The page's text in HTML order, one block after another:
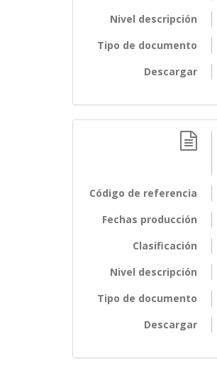
Nivel descripción
Tipo de documento
Descargar
Código de referencia
Fechas producción
Clasificación
Nivel descripción
Tipo de documento
Descargar